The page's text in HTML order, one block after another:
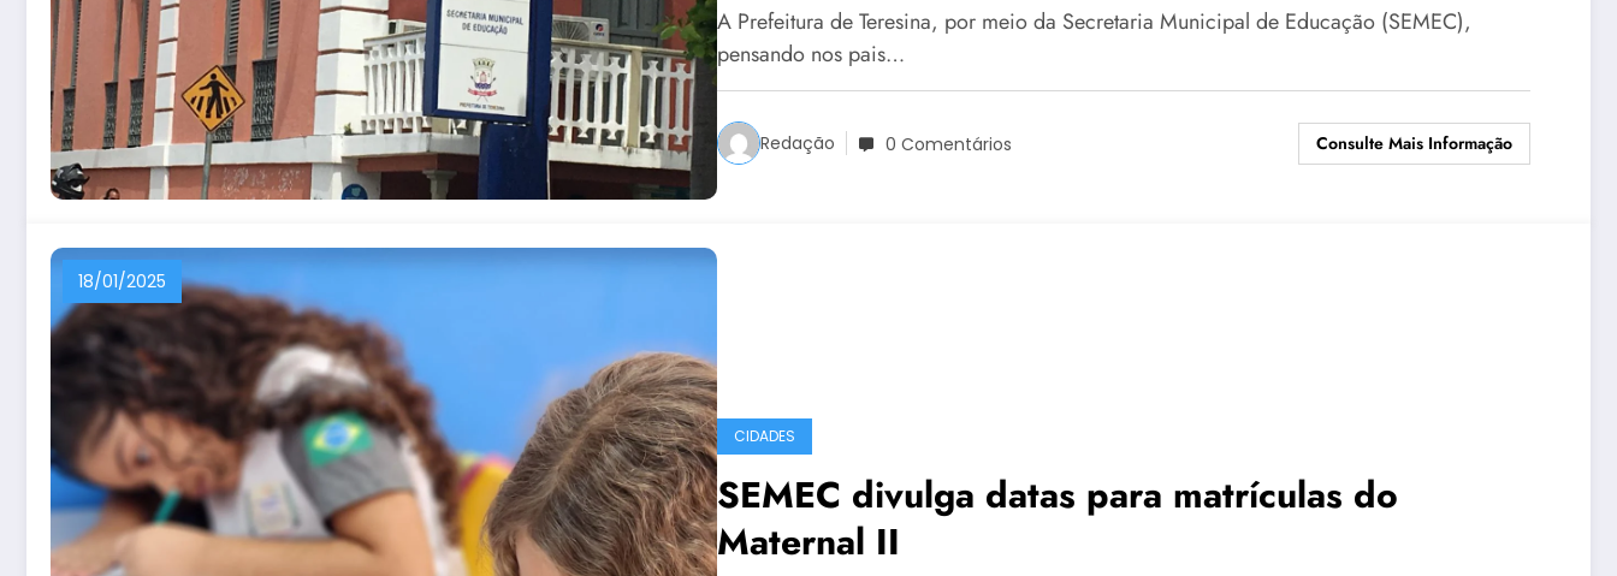
A Prefeitura de Teresina, por meio da Secretaria Municipal de Educação (SEMEC),
pensando nos pais…
Redação 0 Comentários Consulte Mais Informação
18/01/2025
CIDADES
SEMEC divulga datas para matrículas do
Maternal II